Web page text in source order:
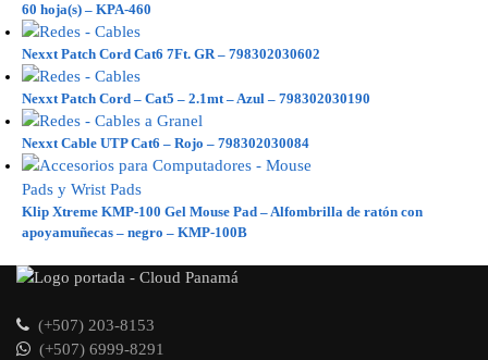
60 hoja(s) – KPA-460
Nexxt Patch Cord Cat6 7Ft. GR – 798302030602
Nexxt Patch Cord – Cat5 – 2.1mt – Azul – 798302030190
Nexxt Cable UTP Cat6 – Rojo – 798302030084
Klip Xtreme KMP-100 Gel Mouse Pad – Alfombrilla de ratón con
apoyamuñecas – negro – KMP-100B
(+507) 203-8153
(+507) 6999-8291